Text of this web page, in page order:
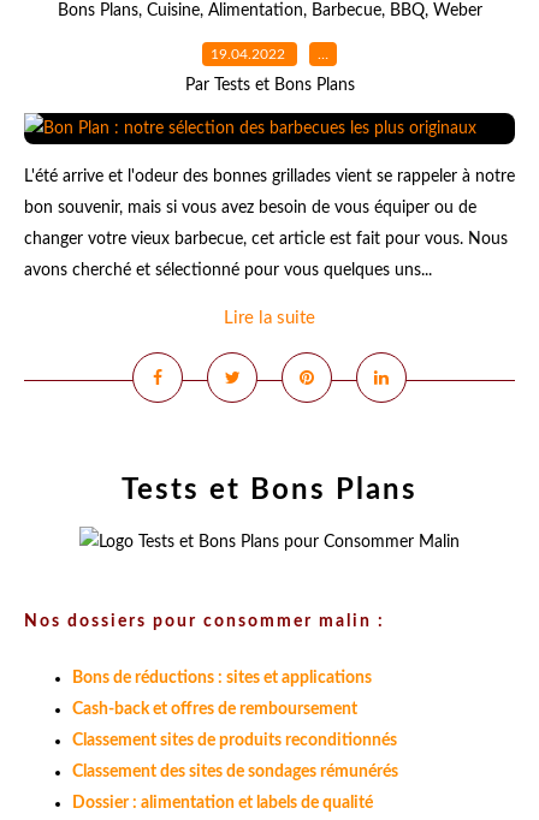
Bons Plans, Cuisine, Alimentation, Barbecue, BBQ, Weber
19.04.2022 …
Par Tests et Bons Plans
L'été arrive et l'odeur des bonnes grillades vient se rappeler à notre
bon souvenir, mais si vous avez besoin de vous équiper ou de
changer votre vieux barbecue, cet article est fait pour vous. Nous
avons cherché et sélectionné pour vous quelques uns...
Lire la suite
Tests et Bons Plans
Nos dossiers pour consommer malin :
Bons de réductions : sites et applications
Cash-back et offres de remboursement
Classement sites de produits reconditionnés
Classement des sites de sondages rémunérés
Dossier : alimentation et labels de qualité